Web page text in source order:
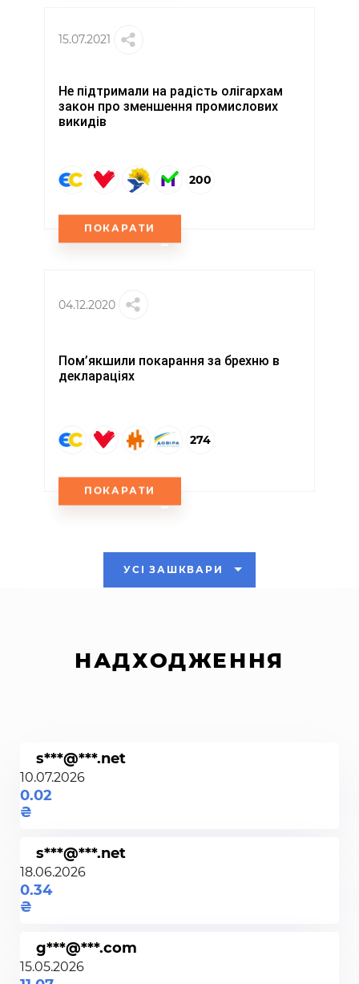
15.07.2021
Не підтримали на радість олігархам
закон про зменшення промислових
викидів
200
ПОКАРАТИ
04.12.2020
Пом’якшили покарання за брехню в
деклараціях
274
ПОКАРАТИ
УСІ ЗАШКВАРИ
НАДХОДЖЕННЯ
s***@***.net
10.07.2026
0.02
s***@***.net
18.06.2026
0.34
g***@***.com
15.05.2026